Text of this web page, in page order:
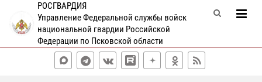
РОСГВАРДИЯ
Управление Федеральной службы войск
национальной гвардии Российской
Федерации по Псковской области